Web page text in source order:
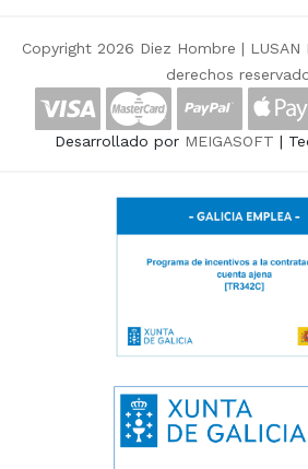
Copyright 2026 Diez Hombre | LUSAN
derechos
Desarrollado por MEIGASOFT |